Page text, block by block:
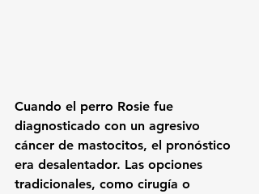
Cuando el perro Rosie fue
diagnosticado con un agresivo
cáncer de mastocitos, el pronóstico
era desalentador. Las opciones
tradicionales, como cirugía o